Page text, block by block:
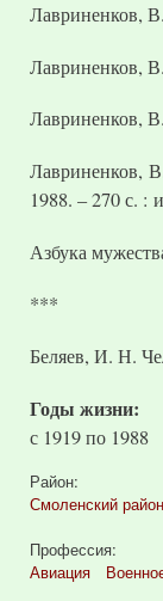
Лавриненков,
Лавриненков,
Лавриненков,
Лавриненков,
1988. – 270 с. :
Азбука
***
Беляев, И. Н.
Годы жизни:
с 1919по 1988
Район:
Смоленский район
Профессия:
Авиация